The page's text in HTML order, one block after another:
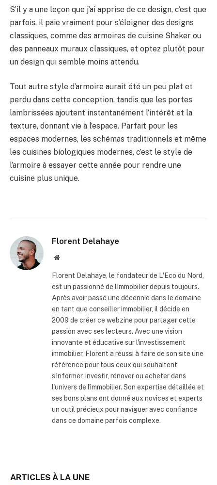
S’il y a une leçon que j’ai apprise de ce design, c’est que
parfois, il paie vraiment pour s’éloigner des designs
classiques, comme des armoires de cuisine Shaker ou
des panneaux muraux classiques, et optez plutôt pour
un design qui semble moins attendu.
Tout autre style d’armoire aurait été un peu plat et
perdu dans cette conception, tandis que les portes
lambrissées ajoutent instantanément l’intérêt et la
texture, donnant vie à l’espace. Parfait pour les
espaces modernes, les schémas traditionnels et même
les cuisines biologiques modernes, c’est le style de
l’armoire à essayer cette année pour rendre une
cuisine plus unique.
Florent Delahaye
Site
Florent Delahaye, le fondateur de L'Eco du Nord,
est un passionné de l'immobilier depuis toujours.
Après avoir passé une décennie dans le domaine
en tant que conseiller immobilier, il décide en
2009 de créer ce webzine pour partager cette
passion avec ses lecteurs. Avec une vision
innovante et éducative sur l'investissement
immobilier, Florent a réussi à faire de son site une
référence pour tous ceux qui souhaitent
s'informer, investir, rénover ou acheter dans
l'univers de l'immobilier. Son expertise détaillée et
ses bons plans ont donné aux novices et experts
un outil précieux pour naviguer avec confiance
dans ce domaine parfois complexe.
ARTICLES À LA UNE